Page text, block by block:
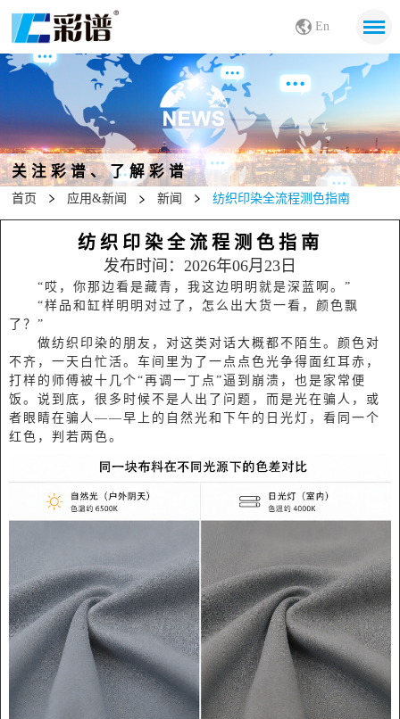
En
关注彩谱、了解彩谱
首页 应用&新闻 新闻 纺织印染全流程测色指南
纺织印染全流程测色指南
发布时间：2026年06月23日
“哎，你那边看是藏青，我这边明明就是深蓝啊。”
“样品和缸样明明对过了，怎么出大货一看，颜色飘
了？”
做纺织印染的朋友，对这类对话大概都不陌生。颜色对
不齐，一天白忙活。车间里为了一点点色光争得面红耳赤，
打样的师傅被十几个“再调一丁点”逼到崩溃，也是家常便
饭。说到底，很多时候不是人出了问题，而是光在骗人，或
者眼睛在骗人——早上的自然光和下午的日光灯，看同一个
红色，判若两色。